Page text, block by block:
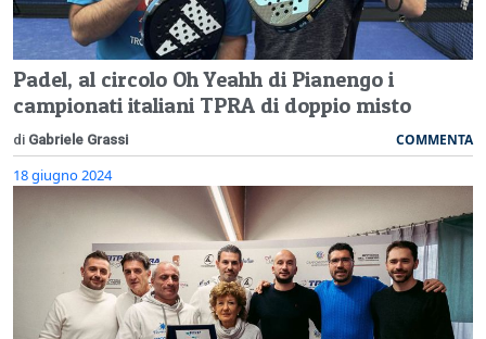
Padel, al circolo Oh Yeahh di Pianengo i
campionati italiani TPRA di doppio misto
di Gabriele Grassi COMMENTA
18 giugno 2024